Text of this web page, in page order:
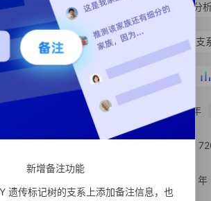
形成时间距今 2810 年 支系分
O-Y227235 形成时间距今 2330 年 支
O-Y228094 形成时间距今 1920 年
O-MV45862 形成时间距今 910 年
形成时间距今 1890 年
形成时间距今
新增备注功能
遗传标记树的支系上添加备注信息，也